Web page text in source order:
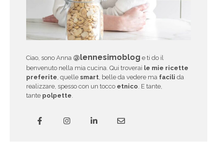
Ciao, sono Anna @lennesimoblog e ti do il
benvenuto nella mia cucina. Qui troverai le mie ricette
preferite, quelle smart, belle da vedere ma facili da
realizzare, spesso con un tocco etnico. E tante,
tante polpette.